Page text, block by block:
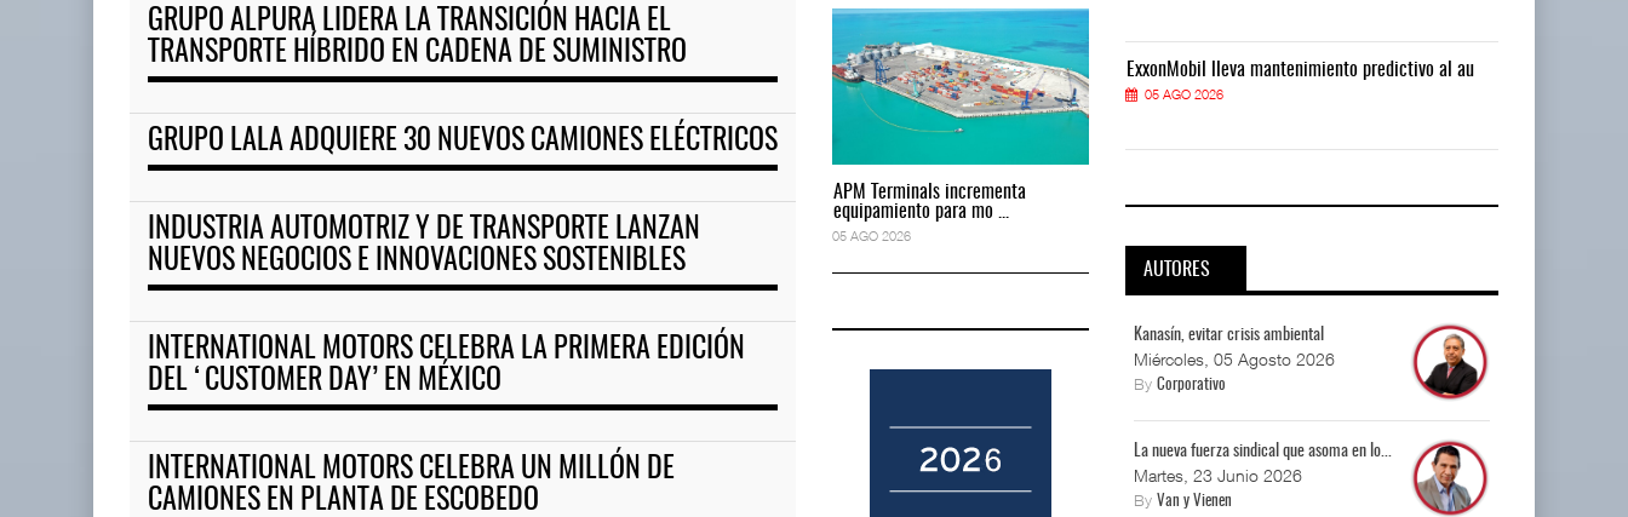
GRUPO ALPURA LIDERA LA TRANSICIÓN HACIA EL
TRANSPORTE HÍBRIDO EN CADENA DE SUMINISTRO
GRUPO LALA ADQUIERE 30 NUEVOS CAMIONES ELÉCTRICOS
INDUSTRIA AUTOMOTRIZ Y DE TRANSPORTE LANZAN
NUEVOS NEGOCIOS E INNOVACIONES SOSTENIBLES
INTERNATIONAL MOTORS CELEBRA LA PRIMERA EDICIÓN
DEL ‘CUSTOMER DAY’ EN MÉXICO
INTERNATIONAL MOTORS CELEBRA UN MILLÓN DE
CAMIONES EN PLANTA DE ESCOBEDO
equipamiento para mo ...
05 AGO 2026
equipamiento para mo ...
05 AGO 2026
APM Terminals incrementa
equipamiento para mo ...
05 AGO 2026
equipamiento para mo ...
equipamiento para mo ...
ExxonMobil lleva mantenimiento predictivo al au ExxonMobil lleva mantenimiento predictivo al au
05 AGO 2026
AUTORES
Kanasín, evitar crisis ambiental
Miércoles, 05 Agosto 2026
By Corporativo
La nueva fuerza sindical que asoma en lo...
Martes, 23 Junio 2026
By Van y Vienen